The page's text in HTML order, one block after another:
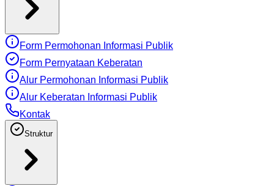
Form Permohonan Informasi Publik
Form Pernyataan Keberatan
Alur Permohonan Informasi Publik
Alur Keberatan Informasi Publik
Kontak
Struktur